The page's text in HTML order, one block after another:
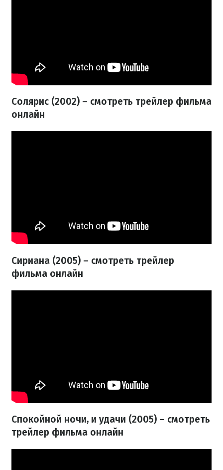
Солярис (2002) – смотреть трейлер фильма
онлайн
Сириана (2005) – смотреть трейлер
фильма онлайн
Спокойной ночи, и удачи (2005) – смотреть
трейлер фильма онлайн